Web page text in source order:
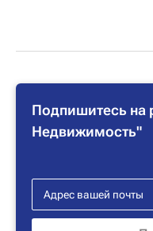
Подпишитесь на
Недвижимость"